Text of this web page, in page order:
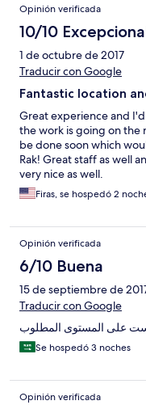
Opinión verificada
10/10
1 de octubre de 2017
Traducir con Google
Fantastic location
Great experience and
the work is going on the
be done soon which
Rak! Great staff as well
very nice as well.
Firas, se hospedó 2
Opinión verificada
6/10 Buena
15 de septiembre de
Traducir con Google
على المستوى المطلوب
Se hospedó 3 noches
Opinión verificada